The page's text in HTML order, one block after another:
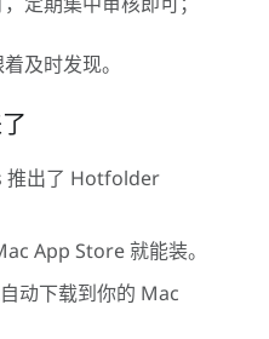
及时发现。
推出了 Hotfolder
App Store 就能装。
动下载到你的 Mac